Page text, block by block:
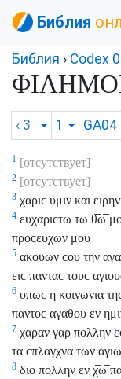
Библия
Библия › Codex
‹ 3 1 GA04
1 [отсутствует]
2 [отсутствует]
3 χαριϲ υμιν και
4 ευχαριϲτω τω θ̅ω̅
προϲευχων μου
5 ακουων ϲου την
ειϲ πανταϲ τουϲ
6 οπωϲ η κοινωνια
παντοϲ αγαθου εν
7 χαραν γαρ πολλην
τα ϲπλαγχνα των
8 διο πολλην εν χ̅ω̅